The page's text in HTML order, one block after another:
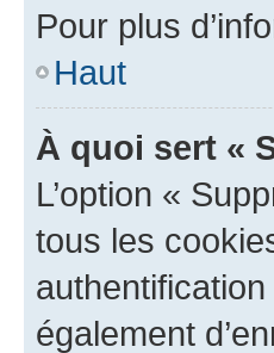
Pour plus
Haut
À quoi sert «
L’option «
tous les
également